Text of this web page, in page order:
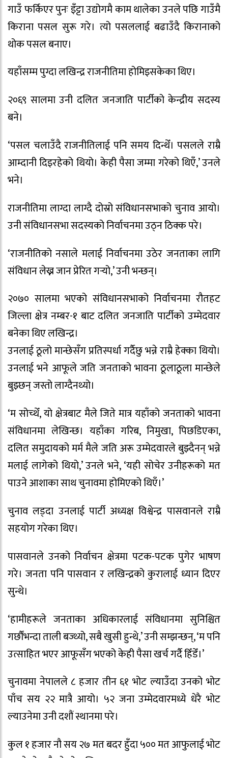
गाउँ फर्किएर पुनः इँट्टा उद्योगमै काम थालेका उनले पछि गाउँमै
किराना पसल सुरू गरे। त्यो पसललाई बढाउँदै किरानाको
थोक पसल बनाए।
यहाँसम्म पुग्दा लखिन्द्र राजनीतिमा होमिइसकेका थिए।
२०६९ सालमा उनी दलित जनजाति पार्टीको केन्द्रीय सदस्य
बने।
‘पसल चलाउँदै राजनीतिलाई पनि समय दिन्थेँ। पसलले राम्रै
आम्दानी दिइरहेको थियो। केही पैसा जम्मा गरेको थिएँ,’ उनले
भने।
राजनीतिमा लाग्दा लाग्दै दोस्रो संविधानसभाको चुनाव आयो।
उनी संविधानसभा सदस्यको निर्वाचनमा उठ्न ठिक्क परे।
‘राजनीतिको नसाले मलाई निर्वाचनमा उठेर जनताका लागि
संविधान लेख्न जान प्रेरित गर्‍यो,’ उनी भन्छन्।
२०७० सालमा भएको संविधानसभाको निर्वाचनमा रौतहट
जिल्ला क्षेत्र नम्बर-१ बाट दलित जनजाति पार्टीको उम्मेदवार
बनेका थिए लखिन्द्र।
उनलाई ठूलो मान्छेसँग प्रतिस्पर्धा गर्दैछु भन्ने राम्रै हेक्का थियो।
उनलाई भने आफूले जति जनताको भावना ठूलाठूला मान्छेले
बुझ्छन् जस्तो लाग्दैनथ्यो।
‘म सोच्थेँ, यो क्षेत्रबाट मैले जिते मात्र यहाँको जनताको भावना
संविधानमा लेखिन्छ। यहाँका गरिब, निमुखा, पिछडिएका,
दलित समुदायको मर्म मैले जति अरू उम्मेदवारले बुझ्दैनन् भन्ने
मलाई लागेको थियो,’ उनले भने, ‘यही सोचेर उनीहरूको मत
पाउने आशाका साथ चुनावमा होमिएको थिएँ।’
चुनाव लड्दा उनलाई पार्टी अध्यक्ष विश्वेन्द्र पासवानले राम्रै
सहयोग गरेका थिए।
पासवानले उनको निर्वाचन क्षेत्रमा पटक-पटक पुगेर भाषण
गरे। जनता पनि पासवान र लखिन्द्रको कुरालाई ध्यान दिएर
सुन्थे।
‘हामीहरूले जनताका अधिकारलाई संविधानमा सुनिश्चित
गर्छौंभन्दा ताली बज्थ्यो, सबै खुसी हुन्थे,’ उनी सम्झन्छन्, ‘म पनि
उत्साहित भएर आफूसँग भएको केही पैसा खर्च गर्दै हिँडेँ।’
चुनावमा नेपालले ८ हजार तीन ६१ भोट ल्याउँदा उनको भोट
पाँच सय २२ मात्रै आयो। ५२ जना उम्मेदवारमध्ये धेरै भोट
ल्याउनेमा उनी दशौं स्थानमा परे।
कुल १ हजार नौ सय २७ मत बदर हुँदा ५०० मत आफुलाई भोट